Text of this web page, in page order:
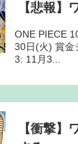
【悲報】
ONE PIECE
30日(火) 賞金
3: 11月3...
【衝撃】